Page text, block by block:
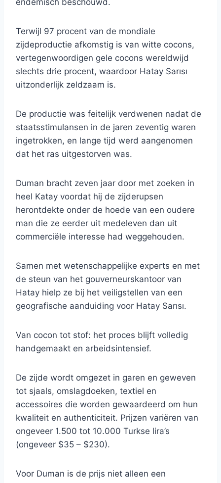
endemisch beschouwd.
Terwijl 97 procent van de mondiale
zijdeproductie afkomstig is van witte cocons,
vertegenwoordigen gele cocons wereldwijd
slechts drie procent, waardoor Hatay Sarısı
uitzonderlijk zeldzaam is.
De productie was feitelijk verdwenen nadat de
staatsstimulansen in de jaren zeventig waren
ingetrokken, en lange tijd werd aangenomen
dat het ras uitgestorven was.
Duman bracht zeven jaar door met zoeken in
heel Katay voordat hij de zijderupsen
herontdekte onder de hoede van een oudere
man die ze eerder uit medeleven dan uit
commerciële interesse had weggehouden.
Samen met wetenschappelijke experts en met
de steun van het gouverneurskantoor van
Hatay hielp ze bij het veiligstellen van een
geografische aanduiding voor Hatay Sarısı.
Van cocon tot stof: het proces blijft volledig
handgemaakt en arbeidsintensief.
De zijde wordt omgezet in garen en geweven
tot sjaals, omslagdoeken, textiel en
accessoires die worden gewaardeerd om hun
kwaliteit en authenticiteit. Prijzen variëren van
ongeveer 1.500 tot 10.000 Turkse lira’s
(ongeveer $35 – $230).
Voor Duman is de prijs niet alleen een